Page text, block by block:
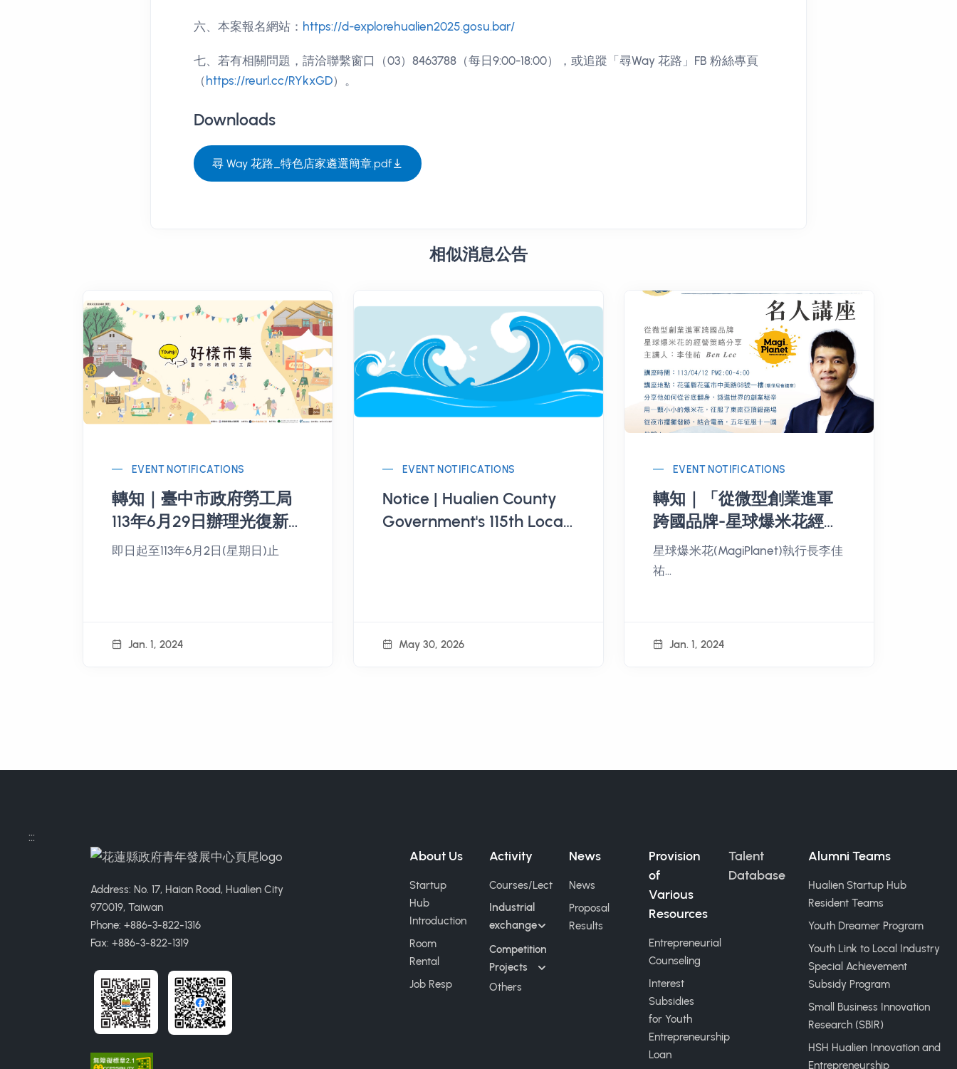
六、本案報名網站： https://d-explorehualien2025.gosu.bar/
七、若有相關問題，請洽聯繫窗口（03）8463788（每日9:00-18:00），或追蹤「尋Way 花路」FB 粉絲專頁
（https://reurl.cc/RYkxGD）。
Downloads
尋 Way 花路_特色店家遴選簡章.pdf
相似消息公告
EVENT NOTIFICATIONS
轉知｜臺中市政府勞工局
113年6月29日辦理光復新
村好樣市集第5場次~◆ 攤
即日起至113年6月2日(星期日)止
Jan. 1, 2024
EVENT NOTIFICATIONS
Notice | Hualien County
Government's 115th Local
May 30, 2026
EVENT NOTIFICATIONS
轉知｜「從微型創業進軍
跨國品牌-星球爆米花經營
策略分享」輔導講座
星球爆米花(MagiPlanet)執行長李佳
祐
Jan. 1, 2024
:::
Address: No. 17, Haian Road, Hualien City
970019, Taiwan
Phone: +886-3-822-1316
Fax: +886-3-822-1319
About Us
Startup
Hub
Introduction
Room
Rental
Job Resp
Activity
Courses/Lect
Industrial
exchange
Competition
Projects
Others
News
News
Proposal
Results
Provision
of
Various
Resources
Entrepreneurial
Counseling
Interest
Subsidies
for Youth
Entrepreneurship
Loan
Talent
Database
Alumni Teams
Hualien Startup Hub
Resident Teams
Youth Dreamer Program
Youth Link to Local Industry
Special Achievement
Subsidy Program
Small Business Innovation
Research (SBIR)
HSH Hualien Innovation and
Entrepreneurship